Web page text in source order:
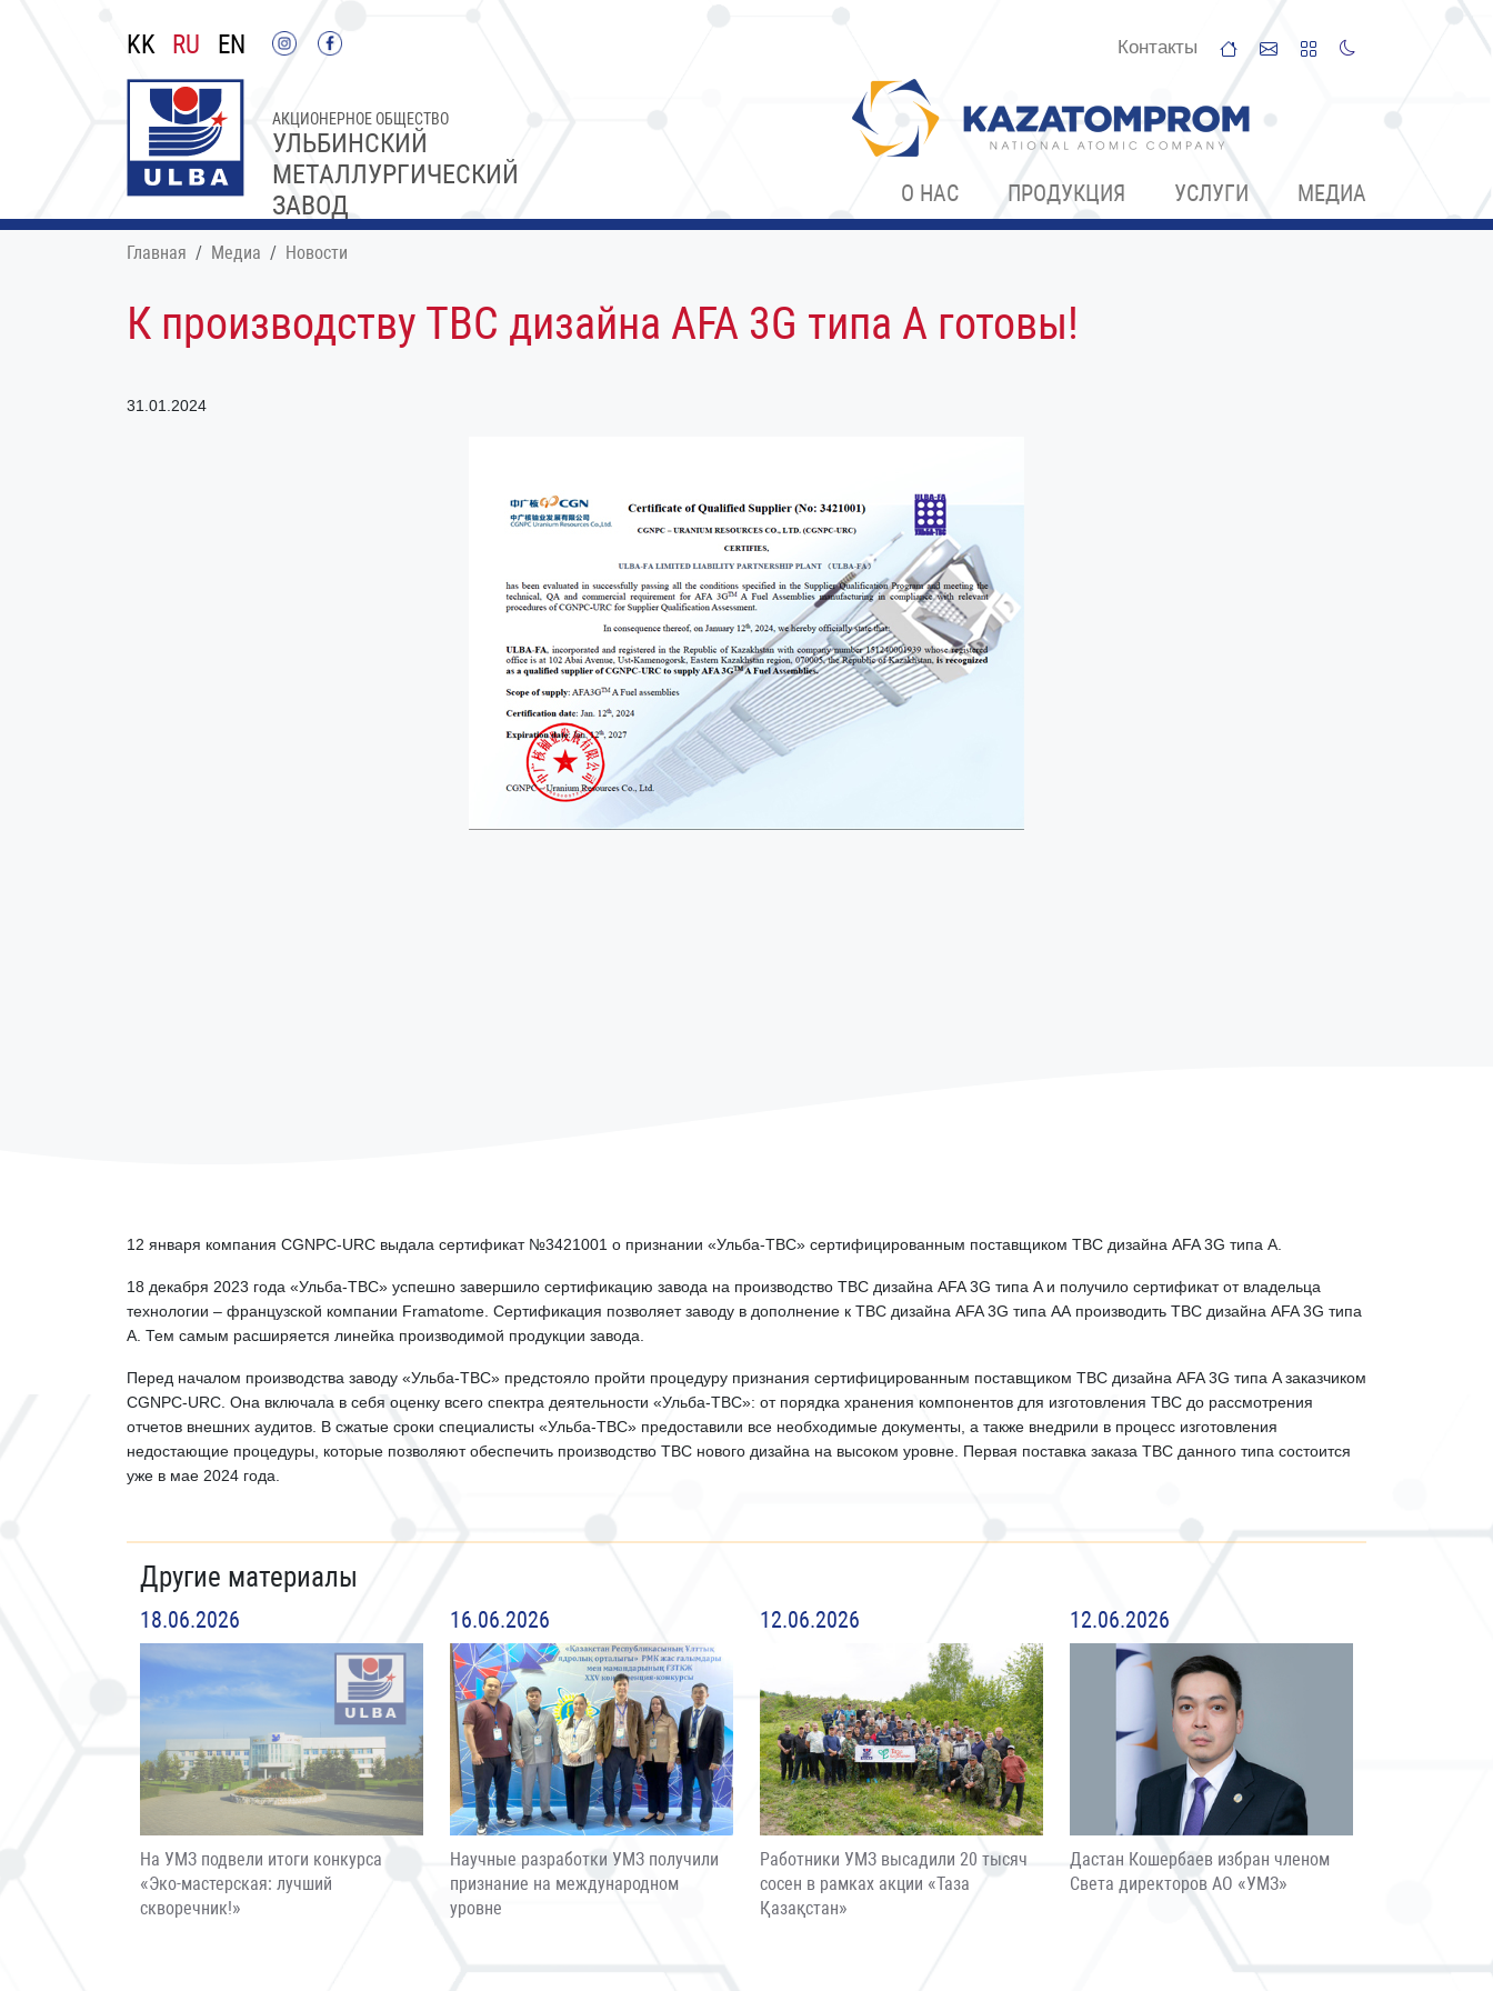
KK RU EN Контакты
УЛЬБИНСКИЙ
МЕТАЛЛУРГИЧЕСКИЙ
ЗАВОД
АКЦИОНЕРНОЕ ОБЩЕСТВО
О НАС ПРОДУКЦИЯ УСЛУГИ МЕДИА
Главная Медиа Новости
К производству ТВС дизайна AFA 3G типа A готовы!
31.01.2024
12 января компания CGNPC-URC выдала сертификат №3421001 о признании «Ульба-ТВС» сертифицированным поставщиком ТВС дизайна AFA 3G типа A.
18 декабря 2023 года «Ульба-ТВС» успешно завершило сертификацию завода на производство ТВС дизайна AFA 3G типа A и получило сертификат от владельца
технологии – французской компании Framatome. Сертификация позволяет заводу в дополнение к ТВС дизайна AFA 3G типа AА производить ТВС дизайна AFA 3G типа
A. Тем самым расширяется линейка производимой продукции завода.
Перед началом производства заводу «Ульба-ТВС» предстояло пройти процедуру признания сертифицированным поставщиком ТВС дизайна AFA 3G типа A заказчиком
CGNPC-URC. Она включала в себя оценку всего спектра деятельности «Ульба-ТВС»: от порядка хранения компонентов для изготовления ТВС до рассмотрения
отчетов внешних аудитов. В сжатые сроки специалисты «Ульба-ТВС» предоставили все необходимые документы, а также внедрили в процесс изготовления
недостающие процедуры, которые позволяют обеспечить производство ТВС нового дизайна на высоком уровне. Первая поставка заказа ТВС данного типа состоится
уже в мае 2024 года.
Другие материалы
18.06.2026
На УМЗ подвели итоги конкурса
«Эко-мастерская: лучший
скворечник!»
16.06.2026
Научные разработки УМЗ получили
признание на международном
уровне
12.06.2026
Работники УМЗ высадили 20 тысяч
сосен в рамках акции «Таза
Қазақстан»
12.06.2026
Дастан Кошербаев избран членом
Света директоров АО «УМЗ»